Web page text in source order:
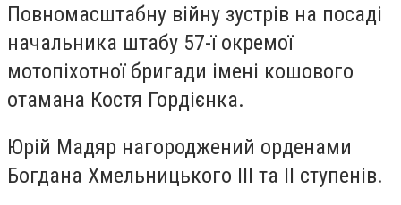
Повномасштабну війну зустрів на посаді
начальника штабу 57-ї окремої
мотопіхотної бригади імені кошового
отамана Костя Гордієнка.
Юрій Мадяр нагороджений орденами
Богдана Хмельницького ІІІ та ІІ ступенів.